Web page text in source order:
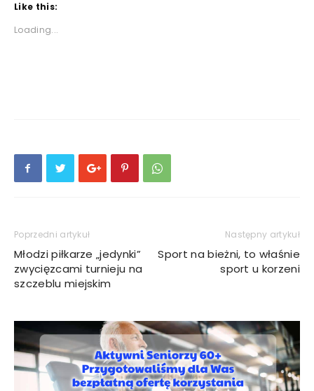
Like this:
Loading...
Poprzedni artykuł
Młodzi piłkarze „jedynki”
zwycięzcami turnieju na
szczeblu miejskim
Następny artykuł
Sport na bieżni, to właśnie
sport u korzeni